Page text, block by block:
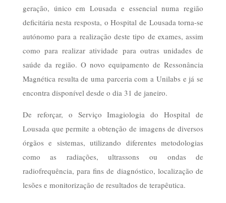
geração, único em Lousada e essencial numa região
deficitária nesta resposta, o Hospital de Lousada torna-se
autónomo para a realização deste tipo de exames, assim
como para realizar atividade para outras unidades de
saúde da região. O novo equipamento de Ressonância
Magnética resulta de uma parceria com a Unilabs e já se
encontra disponível desde o dia 31 de janeiro.
De reforçar, o Serviço Imagiologia do Hospital de
Lousada que permite a obtenção de imagens de diversos
órgãos e sistemas, utilizando diferentes metodologias
como as radiações, ultrassons ou ondas de
radiofrequência, para fins de diagnóstico, localização de
lesões e monitorização de resultados de terapêutica.